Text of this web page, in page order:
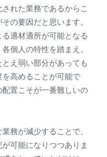
れた業務であるからこ
の要因だと思います。
適材適所が可能となる
個人の特性を踏まえ、
え弱い部分があっても
高めることが可能で
置こそが一番難しいの
務が減少することで、
可能になりつつありま